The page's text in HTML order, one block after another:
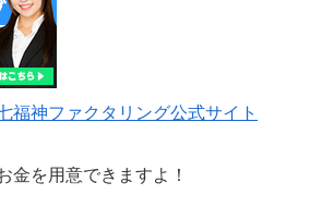
福神ファクタリング公式サイト
金を用意できますよ！